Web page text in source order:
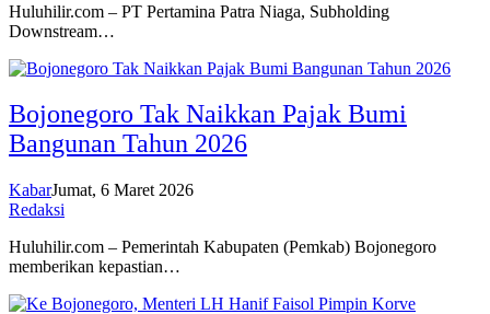
Huluhilir.com – PT Pertamina Patra Niaga, Subholding
Downstream…
Bojonegoro Tak Naikkan Pajak Bumi
Bangunan Tahun 2026
KabarJumat, 6 Maret 2026
Redaksi
Huluhilir.com – Pemerintah Kabupaten (Pemkab) Bojonegoro
memberikan kepastian…